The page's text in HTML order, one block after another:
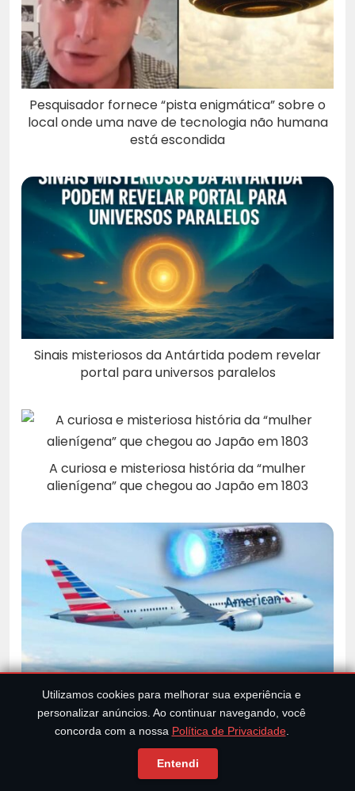
Pesquisador fornece “pista enigmática” sobre o
local onde uma nave de tecnologia não humana
está escondida
Sinais misteriosos da Antártida podem revelar
portal para universos paralelos
A curiosa e misteriosa história da “mulher
alienígena” que chegou ao Japão em 1803
Pilotos confirmam encontro com OVNI cilíndrico
super rápido sobre o Novo México
Utilizamos cookies para melhorar sua experiência e
personalizar anúncios. Ao continuar navegando, você
concorda com a nossa Política de Privacidade.
Entendi